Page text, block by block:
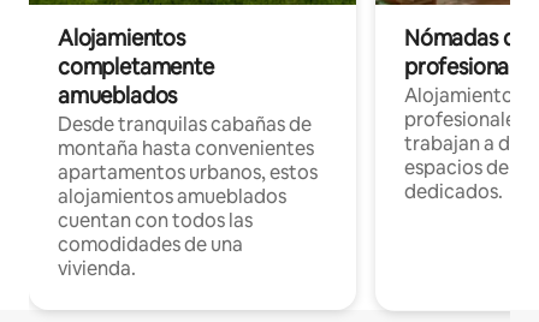
Alojamientos
completamente
amueblados
Desde tranquilas cabañas de
montaña hasta convenientes
apartamentos urbanos, estos
alojamientos amueblados
cuentan con todos las
comodidades de una
vivienda.
Nómadas
Alojamientos
profesionales
trabajan a
espacios de
dedicados.